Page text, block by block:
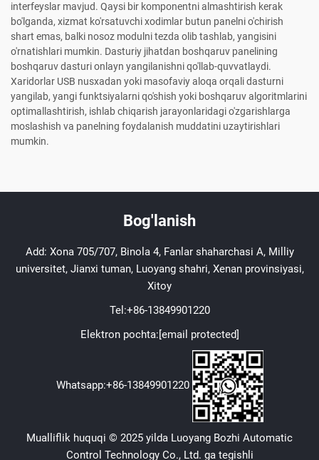
interfeyslar mavjud. Qaysi bir komponentni almashtirish kerak
bo'lganda, xizmat ko'rsatuvchi xodimlar butun panelni o'chirish
shart emas, balki nosoz modulni tezda olib tashlab, yangisini
o'rnatishlari mumkin. Dasturiy jihatdan boshqaruv panelining
boshqaruv dasturi onlayn yangilanishni qo'llab-quvvatlaydi.
Xaridorlar USB nusxadan yoki masofaviy aloqa orqali dasturni
yangilab, yangi funktsiyalarni qo'shish yoki boshqaruv algoritmlarini
optimallashtirish, ishlab chiqarish jarayonlaridagi o'zgarishlarga
moslashish va panelning foydalanish muddatini uzaytirishlari
mumkin.
Bog'lanish
Add: Xona 705/707, Binola 4, Fanlar shaharchasi A, Milliy
universitet, Jianxi tuman, Luoyang shahri, Xenan provinsiyasi,
Xitoy
Tel:+86-13849901220
Elektron pochta:[email protected]
Whatsapp:+86-13849901220
Mualliflik huquqi © 2025 yilda Luoyang Bozhi Automatic
Control Technology Co., Ltd. ga tegishli